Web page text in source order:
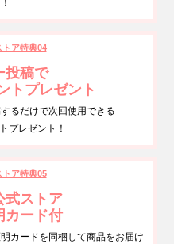
トア特典04
投稿で
トプレゼント
るだけで次回使用できる
プレゼント！
トア特典05
式ストア
カード付
カードを同梱して商品をお届け